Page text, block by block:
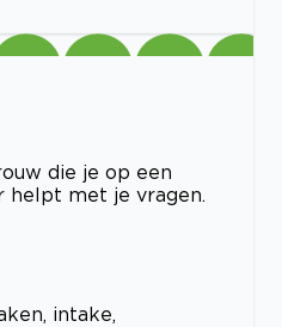
die je op een
helpt met je vragen.
intake,